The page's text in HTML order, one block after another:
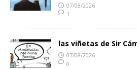
07/08/2026
1
las viñetas de Sir
07/08/2026
0